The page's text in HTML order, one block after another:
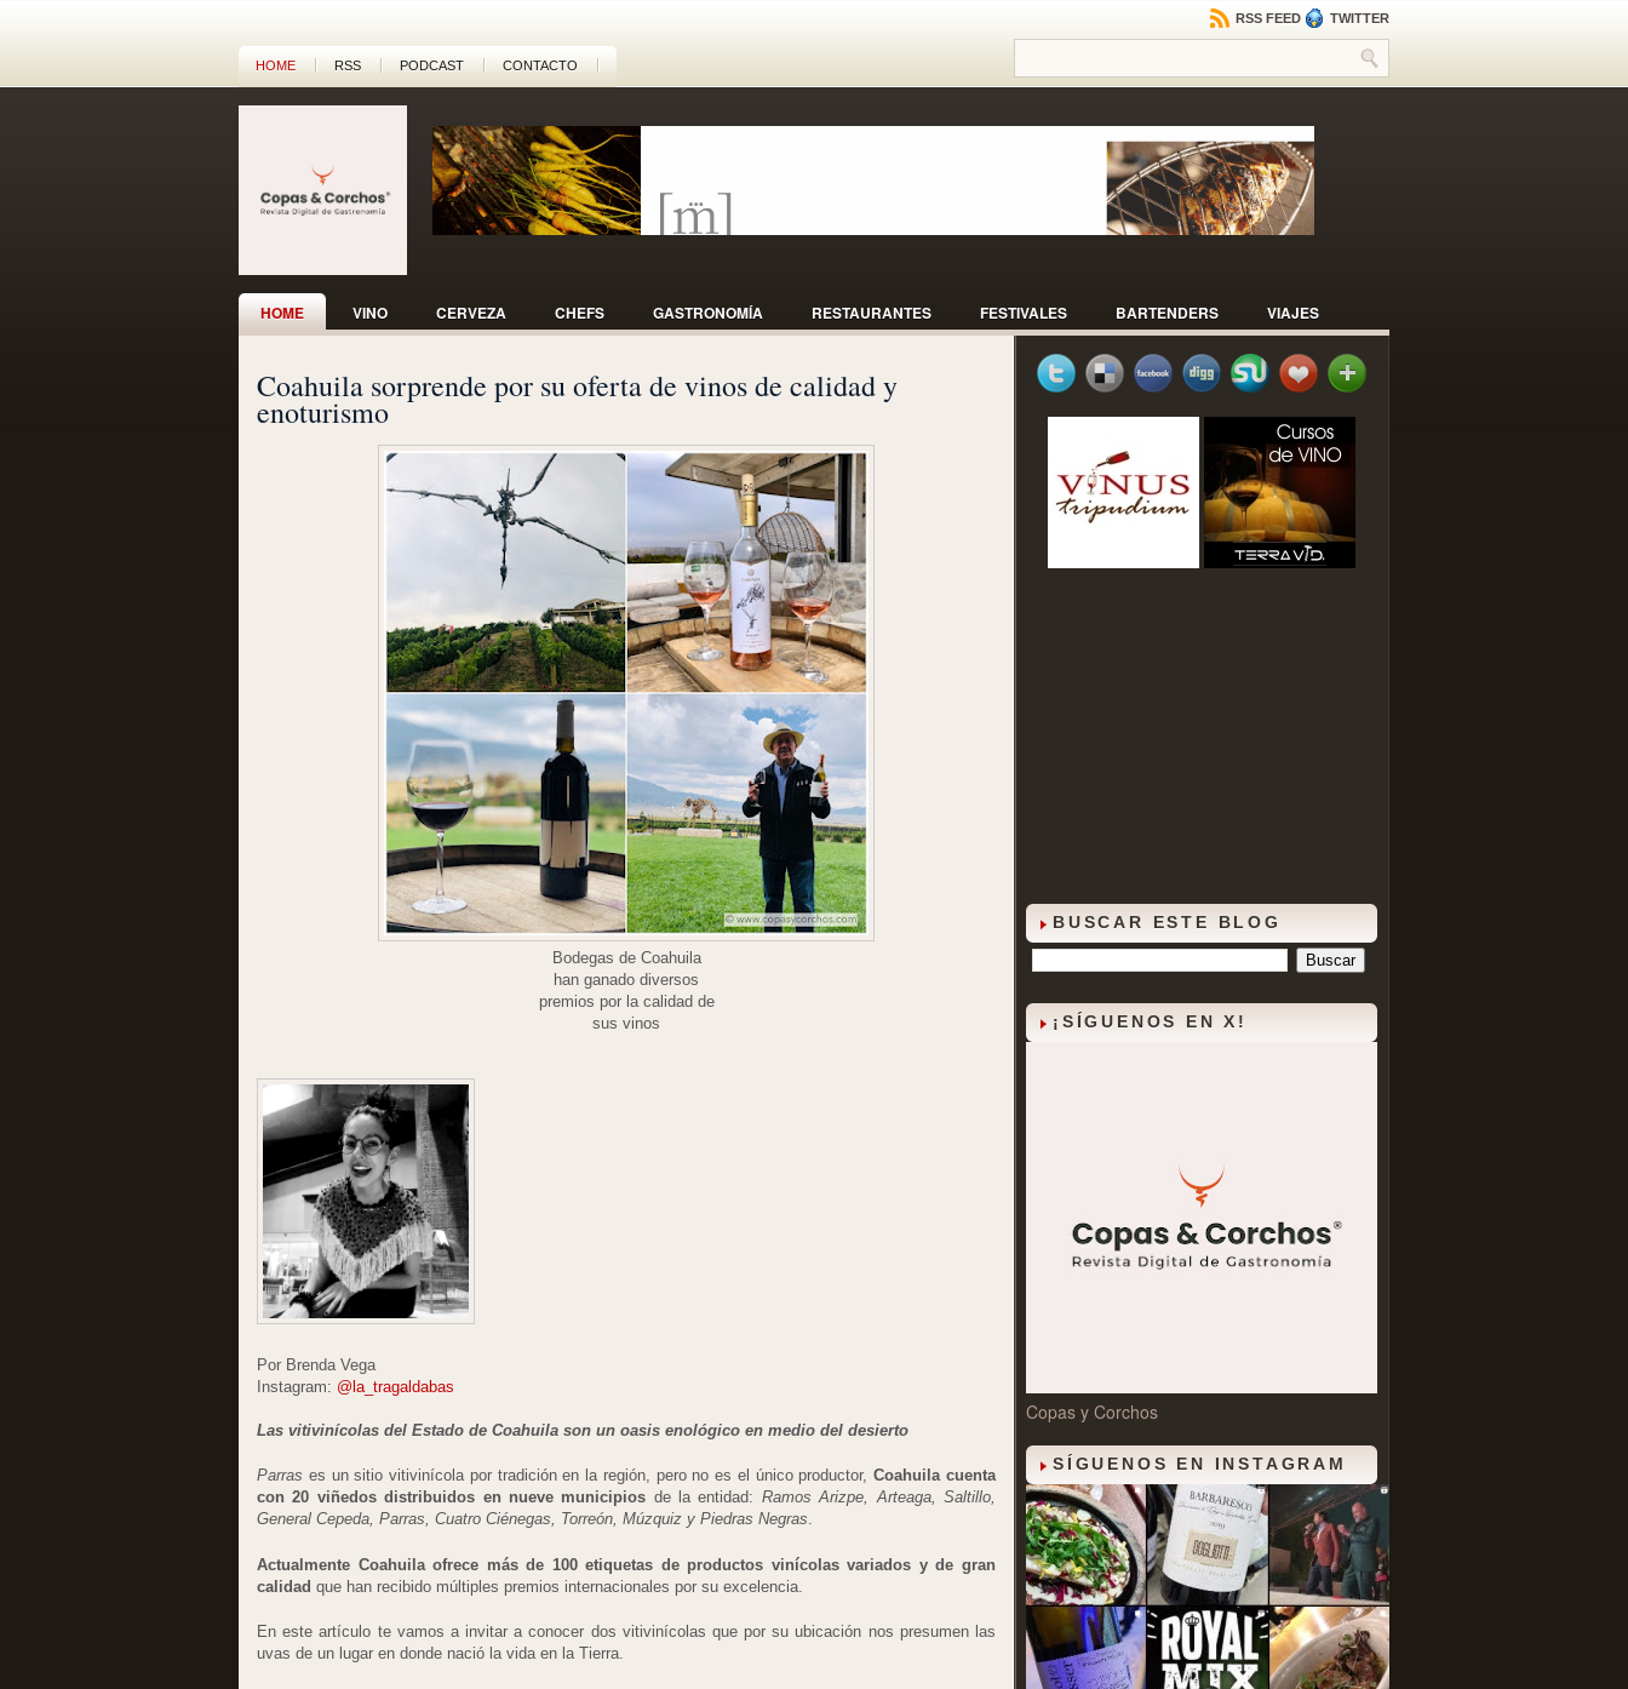
HOME RSS PODCAST CONTACTO
RSS FEED TWITTER
HOME VINO CERVEZA CHEFS GASTRONOMÍA RESTAURANTES FESTIVALES BARTENDERS VIAJES
Coahuila sorprende por su oferta de vinos de calidad y
enoturismo
Bodegas de Coahuila
han ganado diversos
premios por la calidad de
sus vinos
Por Brenda Vega
Instagram: @la_tragaldabas
Las vitivinícolas del Estado de Coahuila son un oasis enológico en medio del desierto
Parras es un sitio vitivinícola por tradición en la región, pero no es el único productor,Coahuila cuenta
con 20 viñedos distribuidos en nueve municipios de la entidad: Ramos Arizpe, Arteaga, Saltillo,
General Cepeda, Parras, Cuatro Ciénegas, Torreón, Múzquiz y Piedras Negras.
Actualmente Coahuila ofrece más de 100 etiquetas de productos vinícolas variados y de gran
calidad que han recibido múltiples premios internacionales por su excelencia.
En este artículo te vamos a invitar a conocer dos vitivinícolas que por su ubicación nos presumen las
uvas de un lugar en donde nació la vida en la Tierra.
BUSCAR ESTE BLOG
¡SÍGUENOS EN X!
Copas y Corchos
SÍGUENOS EN INSTAGRAM